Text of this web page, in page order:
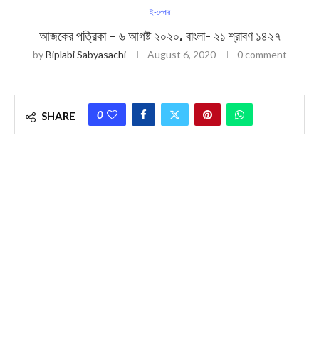
ই-পেপার
আজকের পত্রিকা – ৬ আগষ্ট ২০২০, বাংলা- ২১ শ্রাবণ ১৪২৭
byBiplabi Sabyasachi August 6, 2020 0 comment
SHARE 0